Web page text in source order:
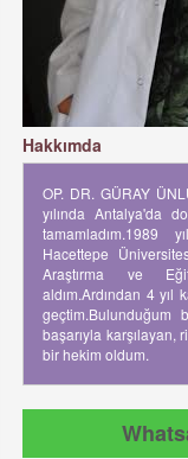
Hakkımda
OP. DR. GÜRAY
yılında Antalya'da
tamamladım.1989
Hacettepe
Araştırma ve
aldım.Ardından 4 yıl
geçtim.Bulunduğum
başarıyla karşılayan,
bir hekim oldum.